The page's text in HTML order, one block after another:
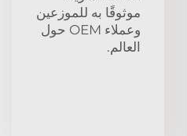
موثوقًا به للموزعين
وعملاء OEM حول
العالم.